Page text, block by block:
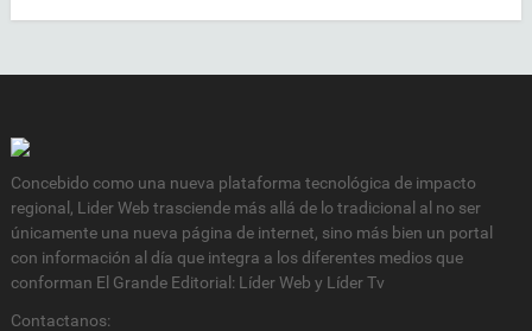
Concebido como una nueva plataforma tecnológica de impacto
regional, Lider Web trasciende más allá de lo tradicional al no ser
únicamente una nueva página de internet, sino más bien un portal
con información al día que integra a los diferentes medios que
conforman El Grande Editorial: Líder Web y Líder Tv
Contactanos: